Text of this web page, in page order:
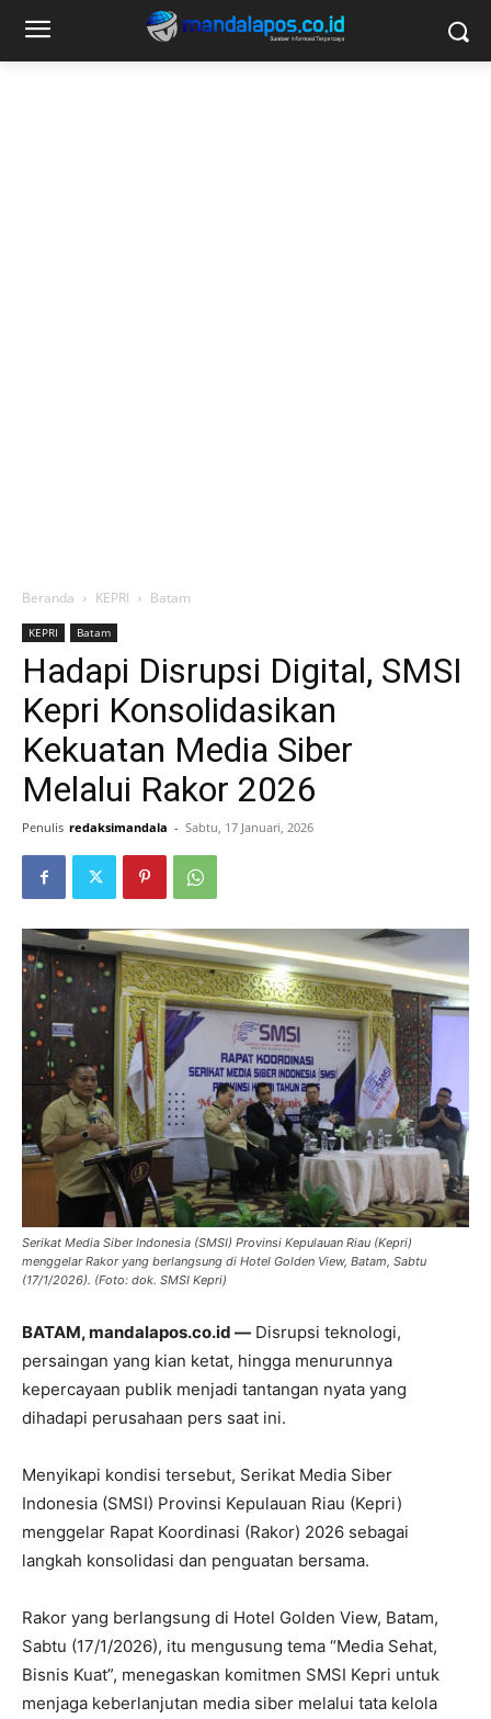
Beranda KEPRI Batam
KEPRI Batam
Hadapi Disrupsi Digital, SMSI
Kepri Konsolidasikan
Kekuatan Media Siber
Melalui Rakor 2026
Penulis redaksimandala - Sabtu, 17 Januari, 2026
Serikat Media Siber Indonesia (SMSI) Provinsi Kepulauan Riau (Kepri)
menggelar Rakor yang berlangsung di Hotel Golden View, Batam, Sabtu
(17/1/2026). (Foto: dok. SMSI Kepri)
BATAM, mandalapos.co.id — Disrupsi teknologi,
persaingan yang kian ketat, hingga menurunnya
kepercayaan publik menjadi tantangan nyata yang
dihadapi perusahaan pers saat ini.
Menyikapi kondisi tersebut, Serikat Media Siber
Indonesia (SMSI) Provinsi Kepulauan Riau (Kepri)
menggelar Rapat Koordinasi (Rakor) 2026 sebagai
langkah konsolidasi dan penguatan bersama.
Rakor yang berlangsung di Hotel Golden View, Batam,
Sabtu (17/1/2026), itu mengusung tema “Media Sehat,
Bisnis Kuat”, menegaskan komitmen SMSI Kepri untuk
menjaga keberlanjutan media siber melalui tata kelola